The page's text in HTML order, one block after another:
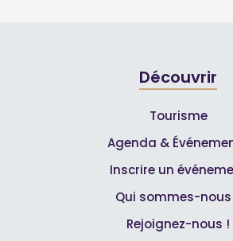
Découvrir
Tourisme
Agenda &
Inscrire un
Qui sommes-nous
Rejoignez-nous !